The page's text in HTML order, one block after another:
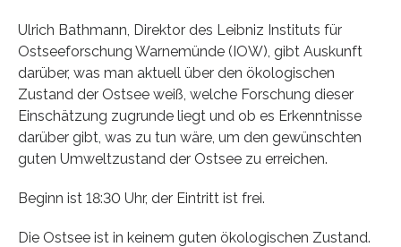
Ulrich Bathmann, Direktor des Leibniz Instituts für
Ostseeforschung Warnemünde (IOW), gibt Auskunft
darüber, was man aktuell über den ökologischen
Zustand der Ostsee weiß, welche Forschung dieser
Einschätzung zugrunde liegt und ob es Erkenntnisse
darüber gibt, was zu tun wäre, um den gewünschten
guten Umweltzustand der Ostsee zu erreichen.
Beginn ist 18:30 Uhr, der Eintritt ist frei.
Die Ostsee ist in keinem guten ökologischen Zustand.